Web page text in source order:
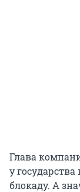
Глава
у
блокаду. А